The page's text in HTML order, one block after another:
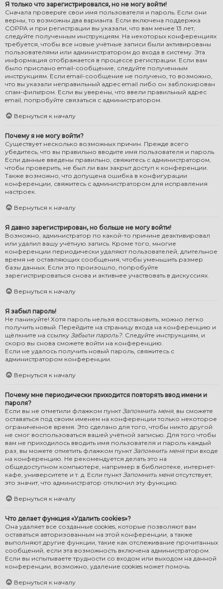
Я только что зарегистрировался, но не могу войти!
Сначала проверьте свои имя пользователя и пароль. Если они
верны, то возможны два варианта. Если включена поддержка
COPPA и при регистрации вы указали, что вам менее 13 лет,
следуйте полученным инструкциям. На некоторых конференциях
требуется, чтобы все новые учётные записи были активированы
пользователями или администратором до входа в систему. Эта
информация отображается в процессе регистрации. Если вам
было прислано email-сообщение, следуйте полученным
инструкциям. Если email-сообщение не получено, то возможно,
что вы указали неправильный адрес email либо он заблокирован
спам-фильтром. Если вы уверены, что ввели правильный адрес
email, попробуйте связаться с администратором.
Вернуться к началу
Почему я не могу войти?
Существует несколько возможных причин. Прежде всего
убедитесь, что вы правильно вводите имя пользователя и пароль.
Если данные введены правильно, свяжитесь с администратором,
чтобы проверить, не был ли вам закрыт доступ к конференции.
Также возможно, что допущена ошибка в конфигурации
конференции, свяжитесь с администратором для исправления
настроек.
Вернуться к началу
Я давно зарегистрирован, но больше не могу войти!
Возможно, администратор по какой-то причине деактивировал
или удалил вашу учётную запись. Кроме того, многие
конференции периодически удаляют пользователей, длительное
время не оставляющих сообщения, чтобы уменьшить размер
базы данных. Если это произошло, попробуйте
зарегистрироваться снова и активнее участвовать в дискуссиях.
Вернуться к началу
Я забыл пароль!
Не паникуйте! Хотя пароль нельзя восстановить, можно легко
получить новый. Перейдите на страницу входа на конференцию и
щёлкните на ссылку Забыли пароль?. Следуйте инструкциям, и
скоро вы снова сможете войти на конференцию.
Если не удалось получить новый пароль, свяжитесь с
администратором конференции.
Вернуться к началу
Почему мне периодически приходится повторять ввод имени и
пароля?
Если вы не отметили флажком пунктЗапомнить меня, вы сможете
оставаться под своим именем на конференции только некоторое
ограниченное время. Это сделано для того, чтобы никто другой
не смог воспользоваться вашей учётной записью. Для того чтобы
вам не приходилось вводить имя пользователя и пароль каждый
раз, вы можете отметить флажком пунктЗапомнить меняпри входе
на конференцию. Не рекомендуется делать это на
общедоступном компьютере, например в библиотеке, интернет-
кафе, университете и т. д. Если пунктЗапомнить меняотсутствует,
это значит, что администратор отключил эту функцию.
Вернуться к началу
Что делает функция «Удалить cookies»?
Она удаляет все созданные cookies, которые позволяют вам
оставаться авторизованным на этой конференции, а также
выполняют другие функции, такие как отслеживание прочитанных
сообщений, если эта возможность включена администратором.
Если вы испытываете трудности со входом или выходом на данной
конференции, возможно, удаление cookies может помочь.
Вернуться к началу